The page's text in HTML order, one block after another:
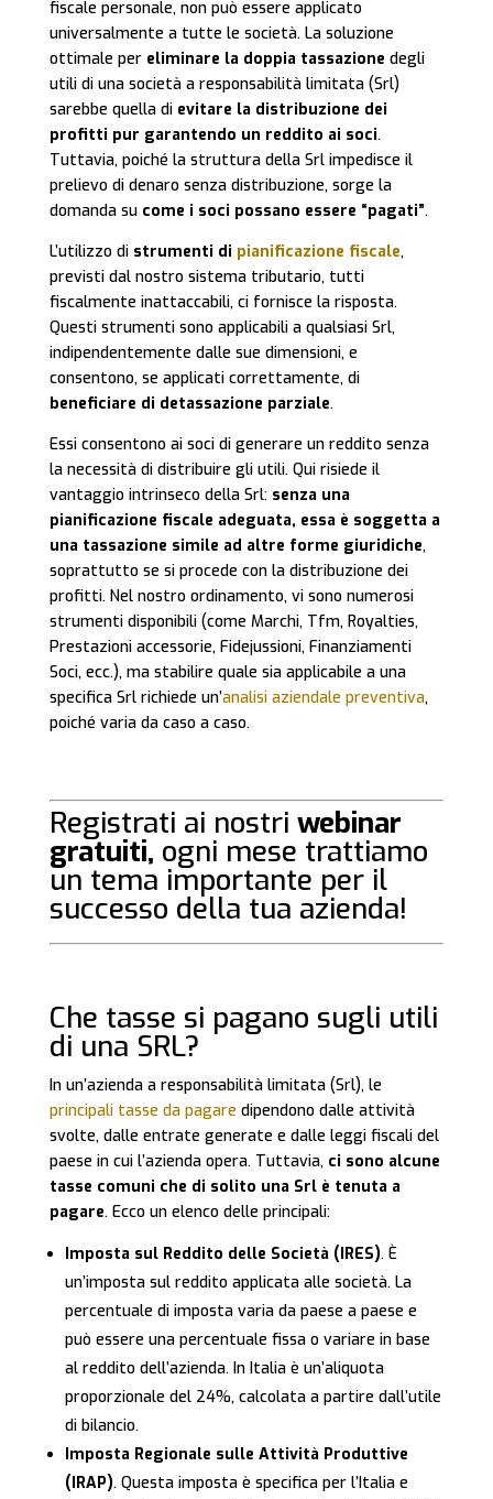
fiscale personale, non può essere applicato
universalmente a tutte le società. La soluzione
ottimale per eliminare la doppia tassazione degli
utili di una società a responsabilità limitata (Srl)
sarebbe quella di evitare la distribuzione dei
profitti pur garantendo un reddito ai soci.
Tuttavia, poiché la struttura della Srl impedisce il
prelievo di denaro senza distribuzione, sorge la
domanda su come i soci possano essere “pagati”.
L’utilizzo di strumenti di pianificazione fiscale,
previsti dal nostro sistema tributario, tutti
fiscalmente inattaccabili, ci fornisce la risposta.
Questi strumenti sono applicabili a qualsiasi Srl,
indipendentemente dalle sue dimensioni, e
consentono, se applicati correttamente, di
beneficiare di detassazione parziale.
Essi consentono ai soci di generare un reddito senza
la necessità di distribuire gli utili. Qui risiede il
vantaggio intrinseco della Srl: senza una
pianificazione fiscale adeguata, essa è soggetta a
una tassazione simile ad altre forme giuridiche,
soprattutto se si procede con la distribuzione dei
profitti. Nel nostro ordinamento, vi sono numerosi
strumenti disponibili (come Marchi, Tfm, Royalties,
Prestazioni accessorie, Fidejussioni, Finanziamenti
Soci, ecc.), ma stabilire quale sia applicabile a una
specifica Srl richiede un’analisi aziendale preventiva,
poiché varia da caso a caso.
Registrati ai nostri webinar
gratuiti, ogni mese trattiamo
un tema importante per il
successo della tua azienda!
Che tasse si pagano sugli utili
di una SRL?
In un’azienda a responsabilità limitata (Srl), le
principali tasse da pagare dipendono dalle attività
svolte, dalle entrate generate e dalle leggi fiscali del
paese in cui l’azienda opera. Tuttavia, ci sono alcune
tasse comuni che di solito una Srl è tenuta a
pagare. Ecco un elenco delle principali:
Imposta sul Reddito delle Società (IRES). È
un’imposta sul reddito applicata alle società. La
percentuale di imposta varia da paese a paese e
può essere una percentuale fissa o variare in base
al reddito dell’azienda. In Italia è un’aliquota
proporzionale del 24%, calcolata a partire dall’utile
di bilancio.
Imposta Regionale sulle Attività Produttive
(IRAP). Questa imposta è specifica per l’Italia e